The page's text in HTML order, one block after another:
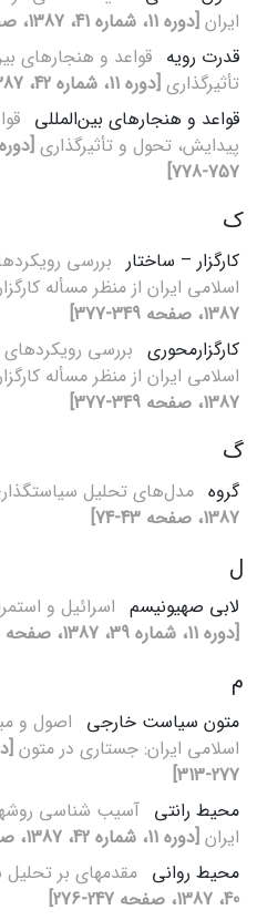
ایران [دوره 11، شماره 41، 1387، صفحه 545-571]
قدرت رویه قواعد و هنجارهای
تأثیرگذاری [دوره 11، شماره 42، 1387، صفحه 757-778]
قواعد و هنجارهای بین‌المللی
پیدایش، تحول و تأثیرگذاری
757-778]
ک
کارگزار – ساختار بررسی
اسلامی ایران از منظر مسأله
1387، صفحه 349-377]
کارگزارمحوری بررسی
اسلامی ایران از منظر مسأله
1387، صفحه 349-377]
گ
گروه مدل‌های تحلیل
1387، صفحه 43-74]
ل
لابی صهیونیسم اسرائیل و
[دوره 11، شماره 39، 1387، صفحه 135-164]
م
متون سیاست خارجی اصول و
اسلامی ایران: جستاری در متون
277-313]
محیط رانتی آسیب‏ شناسی
ایران [دوره 11، شماره 42، 1387، صفحه 813-826]
محیط روانی مقدمه‏ای بر
40، 1387، صفحه 247-276]